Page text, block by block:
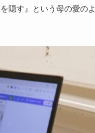
隠す』という母の愛のよ